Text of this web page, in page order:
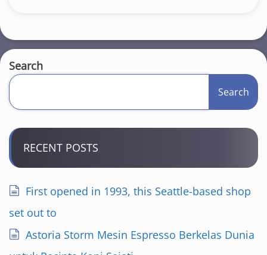
Search
Search
RECENT POSTS
First opened in 1993, this Seattle-based shop
set out to
Astoria Storm Mesin Espresso Berkelas Dunia